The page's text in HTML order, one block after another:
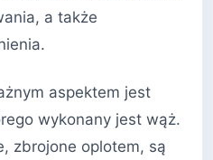
a także
aspektem jest
wykonany jest wąż.
zbrojone oplotem, są